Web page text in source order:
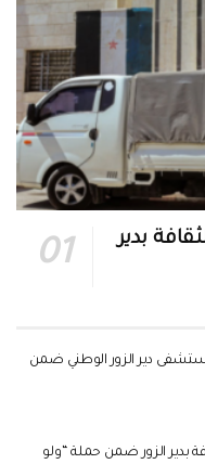
بدير
مستشفى دير الزور الوطني ضمن
بدير الزور ضمن حملة “ولو